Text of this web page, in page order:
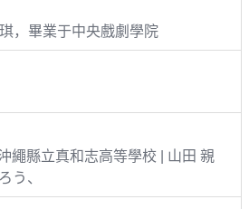
，畢業于中央戲劇學院
繩縣立真和志高等學校 | 山田 親
う、